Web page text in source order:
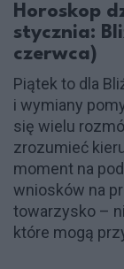
Horoskop
stycznia:
czerwca)
Piątek to dla
i wymiany
się wielu
zrozumieć
moment na
wniosków na
towarzysko –
które mogą